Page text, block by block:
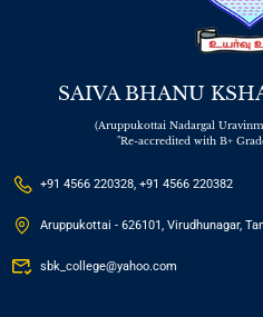
SAIVA BHANU
(Aruppukottai Nadargal
"Re-accredited with B+
+91 4566 220328, +91 4566 220382
Aruppukottai - 626101, Virudhunagar,
sbk_college@yahoo.com